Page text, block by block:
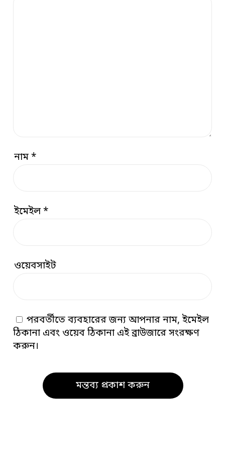
নাম*
ইমেইল*
ওয়েবসাইট
পরবর্তীতে ব্যবহারের জন্য আপনার নাম, ইমেইল
ঠিকানা এবং ওয়েব ঠিকানা এই ব্রাউজারে সংরক্ষণ
করুন।